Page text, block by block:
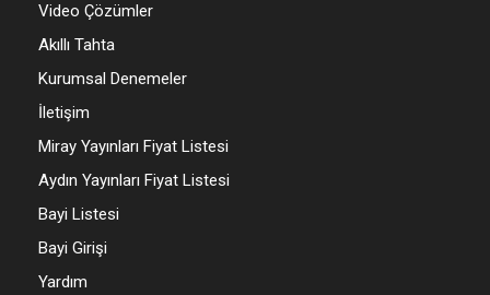
Video Çözümler
Akıllı Tahta
Kurumsal Denemeler
İletişim
Miray Yayınları Fiyat Listesi
Aydın Yayınları Fiyat Listesi
Bayi Listesi
Bayi Girişi
Yardım